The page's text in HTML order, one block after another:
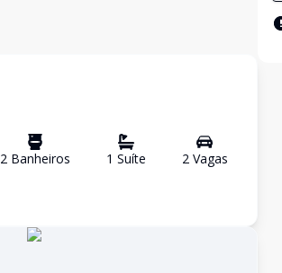
2Banheiros 1 Suíte 2Vagas